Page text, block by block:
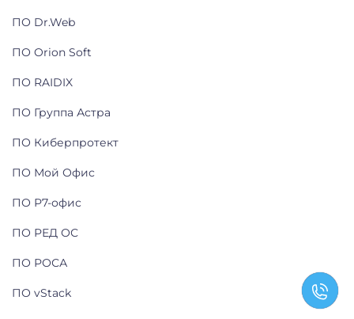
ПО Dr.Web
ПО Orion Soft
ПО RAIDIX
ПО Группа Астра
ПО Киберпротект
ПО Мой Офис
ПО Р7-офис
ПО РЕД ОС
ПО РОСА
ПО vStack